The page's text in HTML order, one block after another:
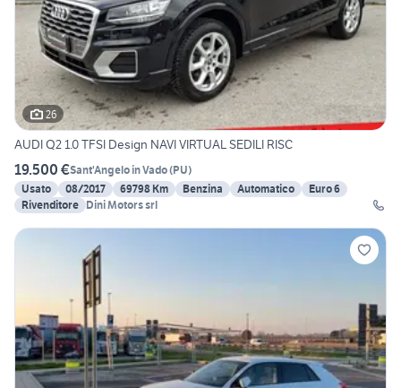
26
AUDI Q2 1.0 TFSI Design NAVI VIRTUAL SEDILI RISC
19.500 €Sant'Angelo in Vado(PU)
Usato
08/2017 69798 Km Benzina Automatico
Euro 6
Rivenditore Dini Motors srl